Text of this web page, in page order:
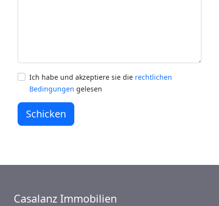
Ich habe und akzeptiere sie die rechtlichen
Bedingungen gelesen
Schicken
Casalanz Immobilien